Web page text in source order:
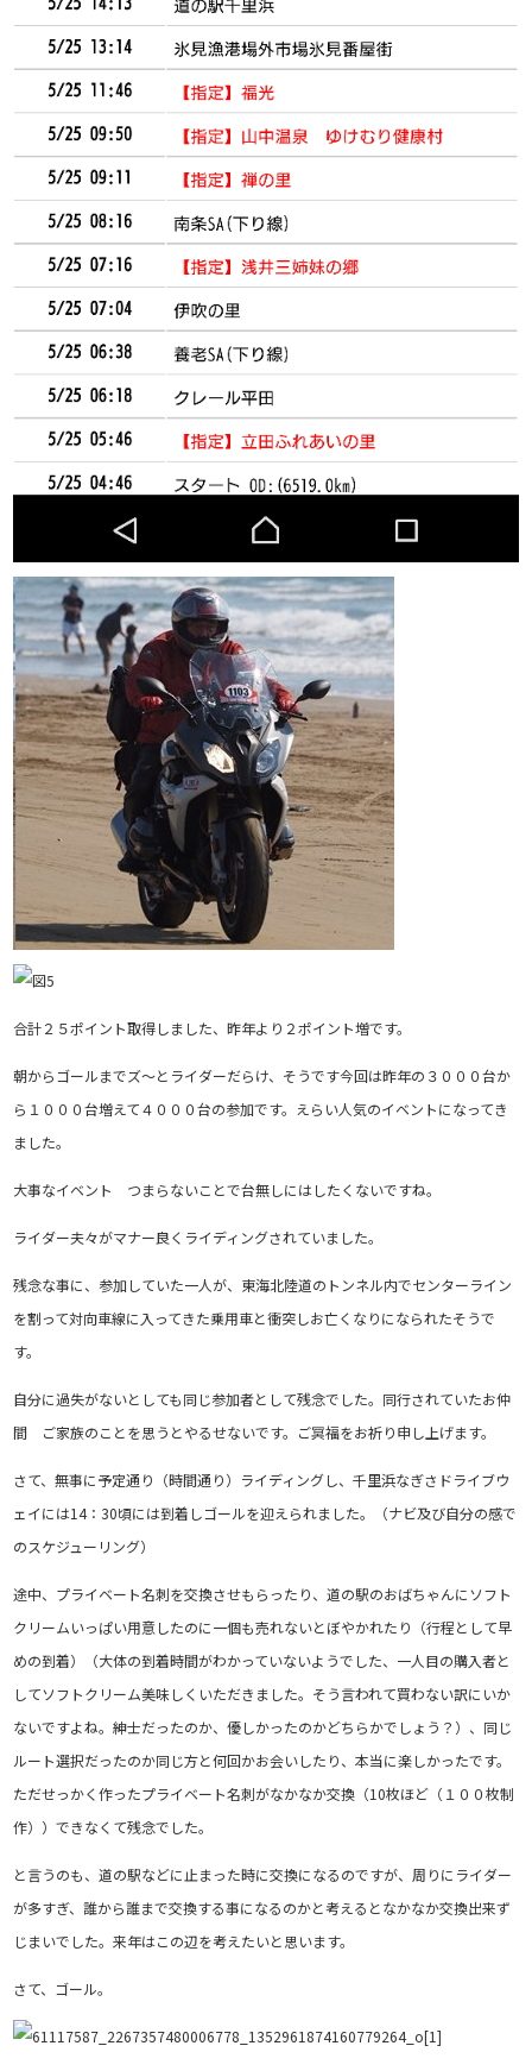
合計２５ポイント取得しました、昨年より２ポイント増です。
朝からゴールまでズ～とライダーだらけ、そうです今回は昨年の３０００台か
ら１０００台増えて４０００台の参加です。えらい人気のイベントになってき
ました。
大事なイベント つまらないことで台無しにはしたくないですね。
ライダー夫々がマナー良くライディングされていました。
残念な事に、参加していた一人が、東海北陸道のトンネル内でセンターライン
を割って対向車線に入ってきた乗用車と衝突しお亡くなりになられたそうで
す。
自分に過失がないとしても同じ参加者として残念でした。同行されていたお仲
間 ご家族のことを思うとやるせないです。ご冥福をお祈り申し上げます。
さて、無事に予定通り（時間通り）ライディングし、千里浜なぎさドライブウ
ェイには14：30頃には到着しゴールを迎えられました。（ナビ及び自分の感で
のスケジューリング）
途中、プライベート名刺を交換させもらったり、道の駅のおばちゃんにソフト
クリームいっぱい用意したのに一個も売れないとぼやかれたり（行程として早
めの到着）（大体の到着時間がわかっていないようでした、一人目の購入者と
してソフトクリーム美味しくいただきました。そう言われて買わない訳にいか
ないですよね。紳士だったのか、優しかったのかどちらかでしょう？）、同じ
ルート選択だったのか同じ方と何回かお会いしたり、本当に楽しかったです。
ただせっかく作ったプライベート名刺がなかなか交換（10枚ほど（１００枚制
作））できなくて残念でした。
と言うのも、道の駅などに止まった時に交換になるのですが、周りにライダー
が多すぎ、誰から誰まで交換する事になるのかと考えるとなかなか交換出来ず
じまいでした。来年はこの辺を考えたいと思います。
さて、ゴール。